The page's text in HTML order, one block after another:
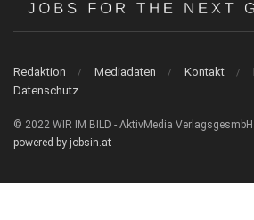
Redaktion Mediadaten Kontakt
Datenschutz
© 2022 WIR IM BILD - AktivMedia VerlagsgesmbH
powered by jobsin.at